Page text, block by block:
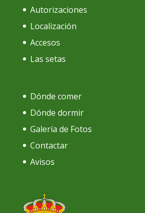
Autorizaciones
Localización
Accesos
Las setas
Dónde comer
Dónde dormir
Galería de Fotos
Contactar
Avisos